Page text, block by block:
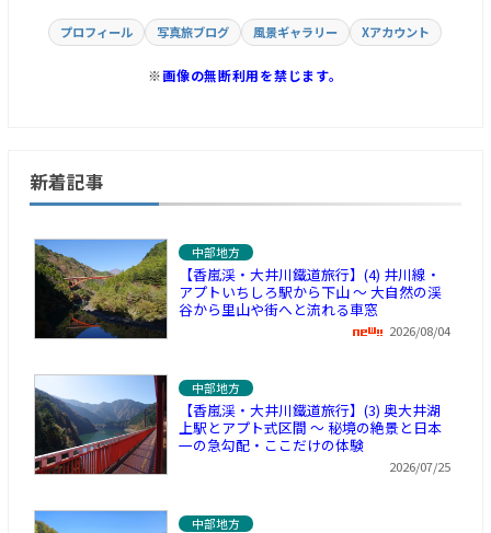
プロフィール 写真旅ブログ 風景ギャラリー Xアカウント
※画像の無断利用を禁じます。
新着記事
中部地方
【香嵐渓・大井川鐵道旅行】(4) 井川線・
アプトいちしろ駅から下山 ～ 大自然の渓
谷から里山や街へと流れる車窓
2026/08/04
中部地方
【香嵐渓・大井川鐵道旅行】(3) 奥大井湖
上駅とアプト式区間 ～ 秘境の絶景と日本
一の急勾配・ここだけの体験
2026/07/25
中部地方